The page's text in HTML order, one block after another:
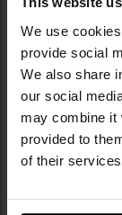
We use
provide social
We also share
our social
may combine it
provided to
of their
який
захистить